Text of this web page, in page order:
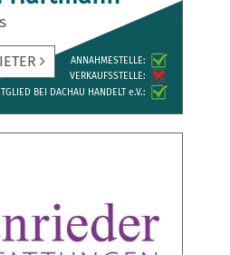
ANNAH­MESTELLE:
VERKAUFS­STELLE:
BEI DACHAU HANDELT e.V.: